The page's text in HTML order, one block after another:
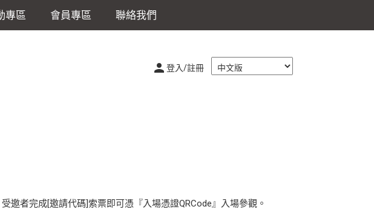
專區 會員專區 聯絡我們
登入/註冊
邀者完成[邀請代碼]索票即可憑『入場憑證QRCode』入場參觀。